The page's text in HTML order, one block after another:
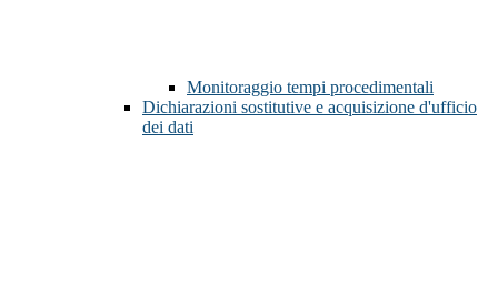
Monitoraggio tempi procedimentali
Dichiarazioni sostitutive e acquisizione d'ufficio
dei dati